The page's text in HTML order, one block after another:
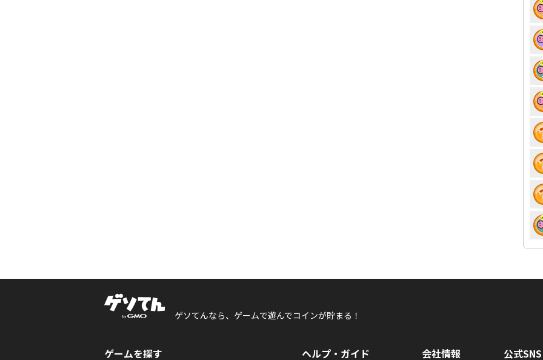
ゲソてんなら、ゲームで遊んでコインが貯まる！
ゲームを探す ヘルプ・ガイド 会社情報 公式SNS